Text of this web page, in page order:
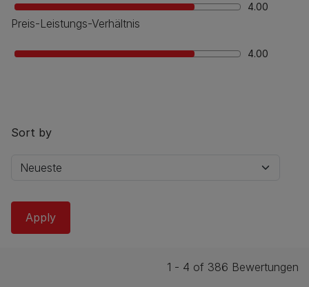
4.00
Preis-Leistungs-Verhältnis
4.00
Sort by
1 - 4 of 386 Bewertungen